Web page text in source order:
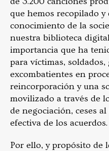
que hemos recopilado y
conocimiento de la
nuestra biblioteca
importancia que ha
para víctimas, soldados,
excombatientes en
reincorporación y una
movilizado a través de
de negociación, ceses
efectiva de los acuerdos.
Por ello, y propósito de